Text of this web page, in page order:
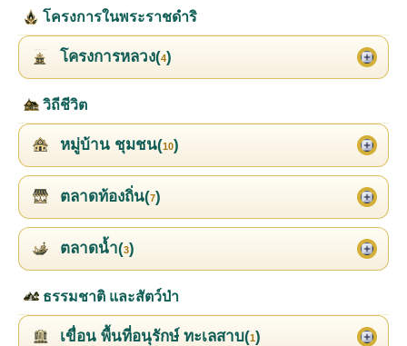
โครงการในพระราชดำริ
โครงการหลวง(4)
วิถีชีวิต
หมู่บ้าน ชุมชน(10)
ตลาดท้องถิ่น(7)
ตลาดน้ำ(3)
ธรรมชาติ และสัตว์ป่า
เขื่อน พื้นที่อนุรักษ์ ทะเลสาบ(1)